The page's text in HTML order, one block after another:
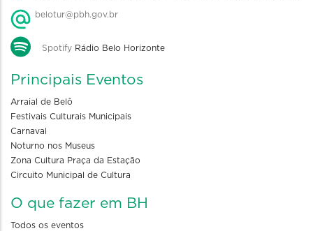
belotur@pbh.gov.br
Spotify Rádio Belo Horizonte
Principais Eventos
Arraial de Belô
Festivais Culturais Municipais
Carnaval
Noturno nos Museus
Zona Cultura Praça da Estação
Circuito Municipal de Cultura
O que fazer em BH
Todos os eventos